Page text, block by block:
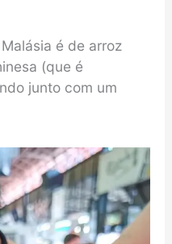
é de arroz
(que é
junto com um